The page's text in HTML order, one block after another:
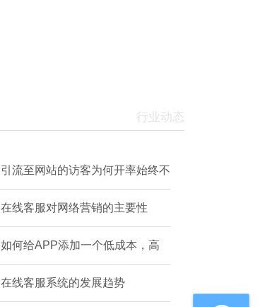
行业动态
引流至网站的访客为何开率始终不
在线客服对网络营销的主要性
如何给APP添加一个低成本，高
在线客服系统的发展趋势